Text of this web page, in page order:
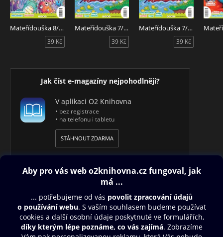
Mateřídouška 8/2026
39 Kč
Mateřídouška 7/2026
39 Kč
Mateřídouška 7/2026
39 Kč
Jak číst e-magazíny nejpohodlněji?
V aplikaci O2 Knihovna
• bez registrace
• na telefonu i tabletu
STÁHNOUT ZDARMA
Obsah ke stažení
Moje O2 Knihovna